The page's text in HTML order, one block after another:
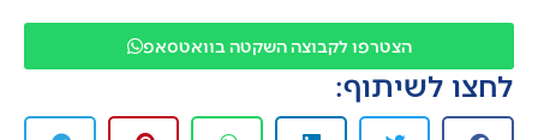
הצטרפו לקבוצה השקטה בוואטסאפ
לחצו לשיתוף: